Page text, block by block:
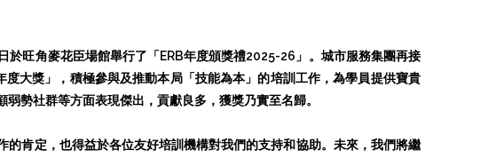
於旺角麥花臣場館舉行了「ERB年度頒獎禮2025-26」。城市服務集團再接
大獎」，積極參與及推動本局「技能為本」的培訓工作，為學員提供寶貴
勢社群等方面表現傑出，貢獻良多，獲獎乃實至名歸。
的肯定，也得益於各位友好培訓機構對我們的支持和協助。未來，我們將繼